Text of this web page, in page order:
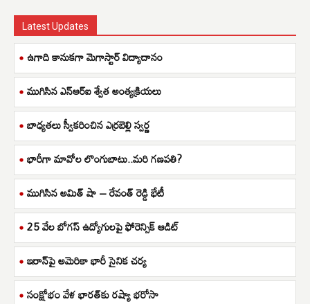
Latest Updates
ఉగాది కానుకగా మెగాస్టార్ విద్యాదానం
ముగిసిన ఎన్ఆర్ఐ శ్వేత అంత్యక్రియలు
బాధ్యతలు స్వీకరించిన ఎర్రబెల్లి స్వర్ణ
భారీగా మావోల లొంగుబాటు..మరి గణపతి?
ముగిసిన అమిత్ షా – రేవంత్ రెడ్డి భేటీ
25 వేల బోగస్ ఉద్యోగులపై ఫోరెన్సిక్ ఆడిట్
ఇరాన్‌పై అమెరికా భారీ సైనిక చర్య
సంక్షోభం వేళ భారత్‌కు రష్యా భరోసా